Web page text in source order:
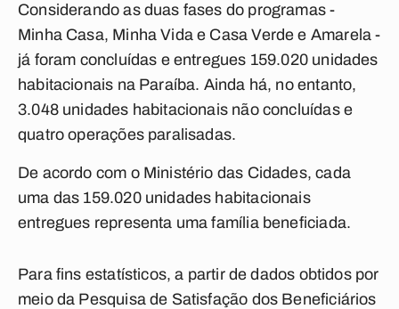
Considerando as duas fases do programas -
Minha Casa, Minha Vida e Casa Verde e Amarela -
já foram concluídas e entregues 159.020 unidades
habitacionais na Paraíba. Ainda há, no entanto,
3.048 unidades habitacionais não concluídas e
quatro operações paralisadas.
De acordo com o Ministério das Cidades, cada
uma das 159.020 unidades habitacionais
entregues representa uma família beneficiada.
Para fins estatísticos, a partir de dados obtidos por
meio da Pesquisa de Satisfação dos Beneficiários